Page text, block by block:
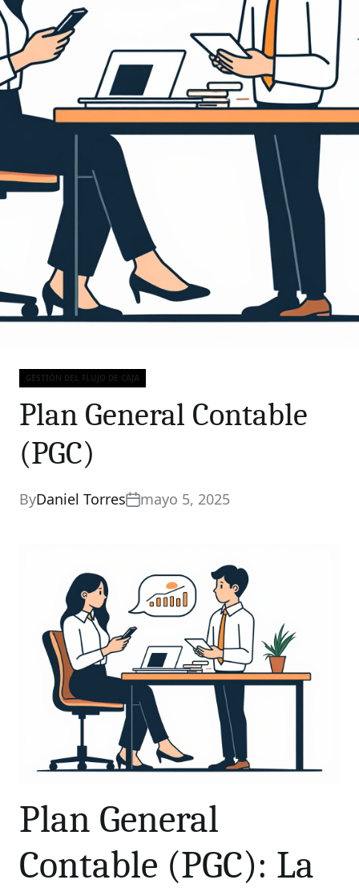
Categories
GESTIÓN DEL FLUJO DE CAJA
Plan General Contable
(PGC)
ByDaniel Torres mayo 5, 2025
Plan General
Contable (PGC): La